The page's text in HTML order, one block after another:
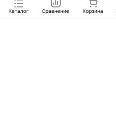
Каталог Сравнение Корзина